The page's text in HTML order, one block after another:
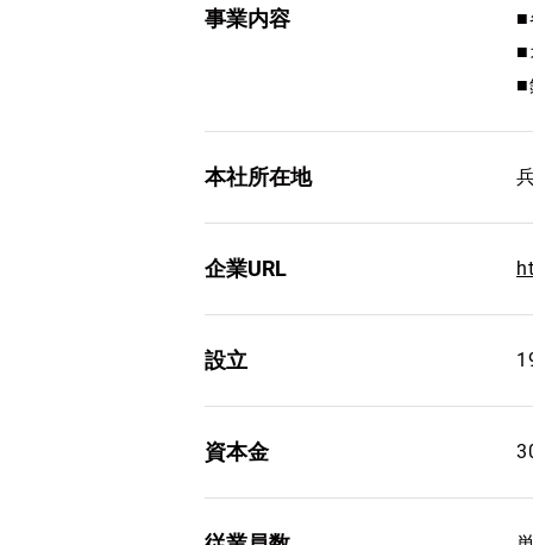
事業内容
■
■
■
本社所在地
企業URL
設立
資本金